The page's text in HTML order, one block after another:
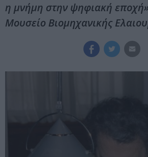
η μνήμη στην ψηφιακή
Μουσείο Βιομηχανικής